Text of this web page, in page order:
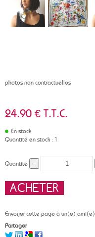
photos non contractuelles
24.90 € T.T.C.
En stock
Quantité en stock : 1
Quantité
Envoyer cette page à un(e) ami(e)
Partager